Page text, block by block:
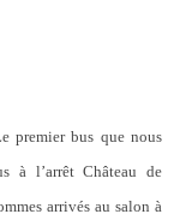
premier bus que nous
à l’arrêt Château de
arrivés au salon à